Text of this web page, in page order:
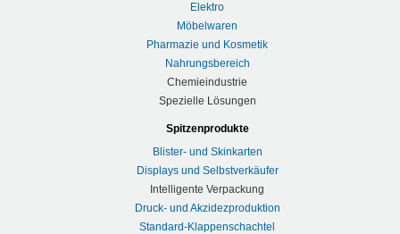
Elektro
Möbelwaren
Pharmazie und Kosmetik
Nahrungsbereich
Chemieindustrie
Spezielle Lösungen
Spitzenprodukte
Blister- und Skinkarten
Displays und Selbstverkäufer
Intelligente Verpackung
Druck- und Akzidezproduktion
Standard-Klappenschachtel